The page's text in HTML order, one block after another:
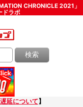
CHRONICLE 2021」
ドラボ
検索
延について 】